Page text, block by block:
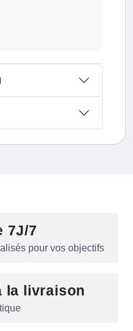
7J/7
pour vos objectifs
la livraison